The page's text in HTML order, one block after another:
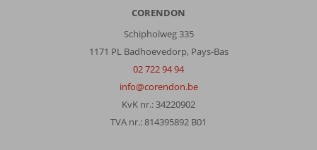
CORENDON
Schipholweg 335
1171 PL Badhoevedorp, Pays-Bas
02 722 94 94
info@corendon.be
KvK nr.: 34220902
TVA nr.: 814395892 B01